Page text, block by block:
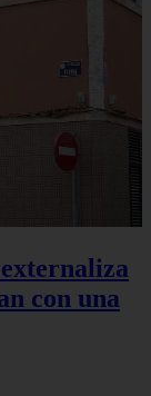
con una